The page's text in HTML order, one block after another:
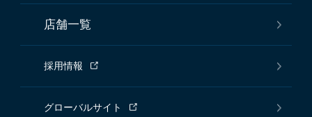
店舗一覧
採用情報
グローバルサイト